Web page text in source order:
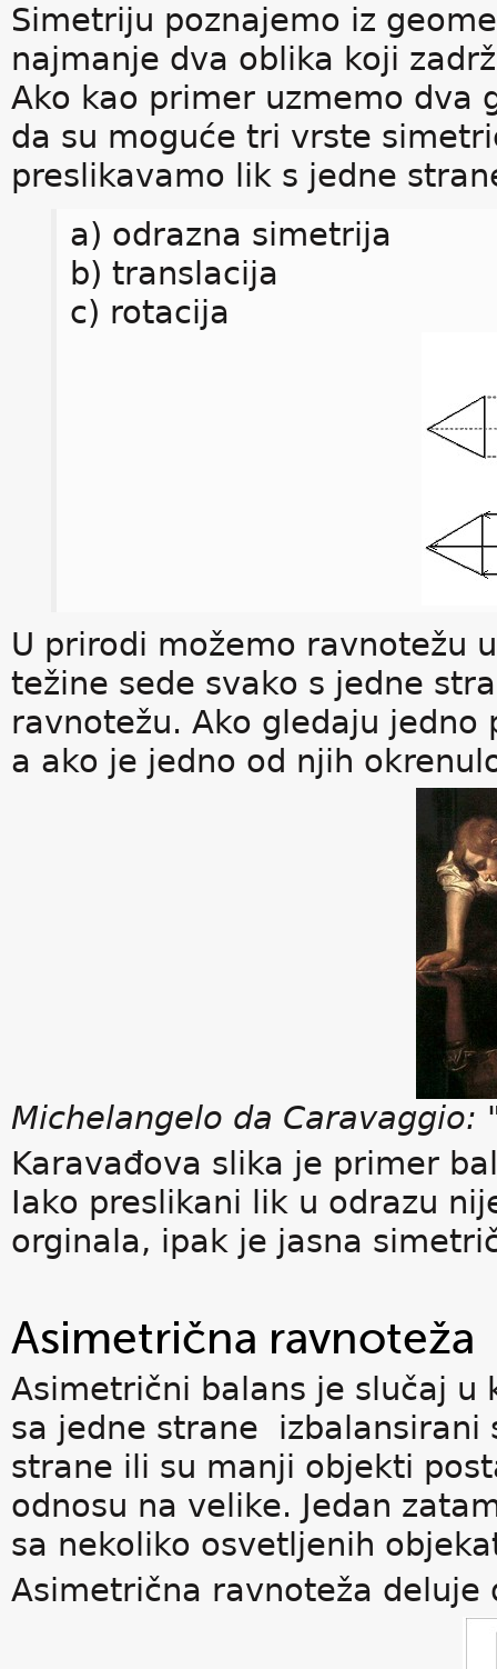
Simetriju poznajemo iz
najmanje dva oblika koji
Ako kao primer uzmemo dva
da su moguće tri vrste
preslikavamo lik s jedne
a) odrazna simetrija
b) translacija
c) rotacija
U prirodi možemo ravnotežu
težine sede svako s jedne
ravnotežu. Ako gledaju
a ako je jedno od njih
Michelangelo da Caravaggio:
Karavađova slika je primer
Iako preslikani lik u odrazu
orginala, ipak je jasna
Asimetrična ravnoteža
Asimetrični balans je slučaj u
sa jedne strane izbalansirani
strane ili su manji objekti
odnosu na velike. Jedan
sa nekoliko osvetljenih
Asimetrična ravnoteža deluje